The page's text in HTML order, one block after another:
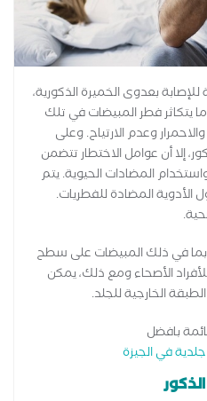
بعدوى الخميرة الذكورية،
يتكاثر فطر المبيضات في تلك
وعدم الارتياح. وعلى
إلا أن عوامل الاختطار تتضمن
المضادات الحيوية. يتم
الأدوية المضادة للفطريات.
بما في ذلك المبيضات على سطح
الأصحاء ومع ذلك، يمكن
الخارجية للجلد.
بافضل
في الجيزة